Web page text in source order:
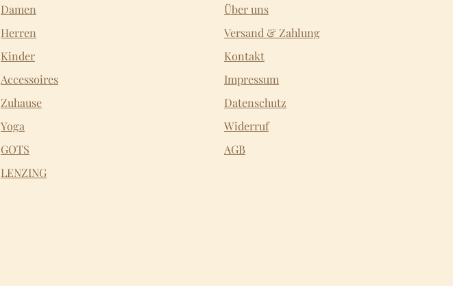
Damen
Herren
Kinder
Accessoires
Zuhause
Yoga
GOTS
LENZING
Über uns
Versand & Zahlung
Kontakt
Impressum
Datenschutz
Widerruf
AGB